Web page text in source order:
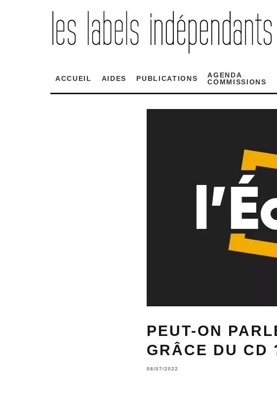
ACCUEIL AIDES PUBLICATIONS
AGENDA
COMMISSIONS
PEUT-ON
GRÂCE DU CD
08/07/2022